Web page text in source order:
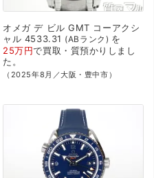
オメガ デ ビル GMT コーアクシ
ャル 4533.31 ABランク
を
25万円で買取・質預かり しまし
た。
（2025年8月／大阪・豊中市）